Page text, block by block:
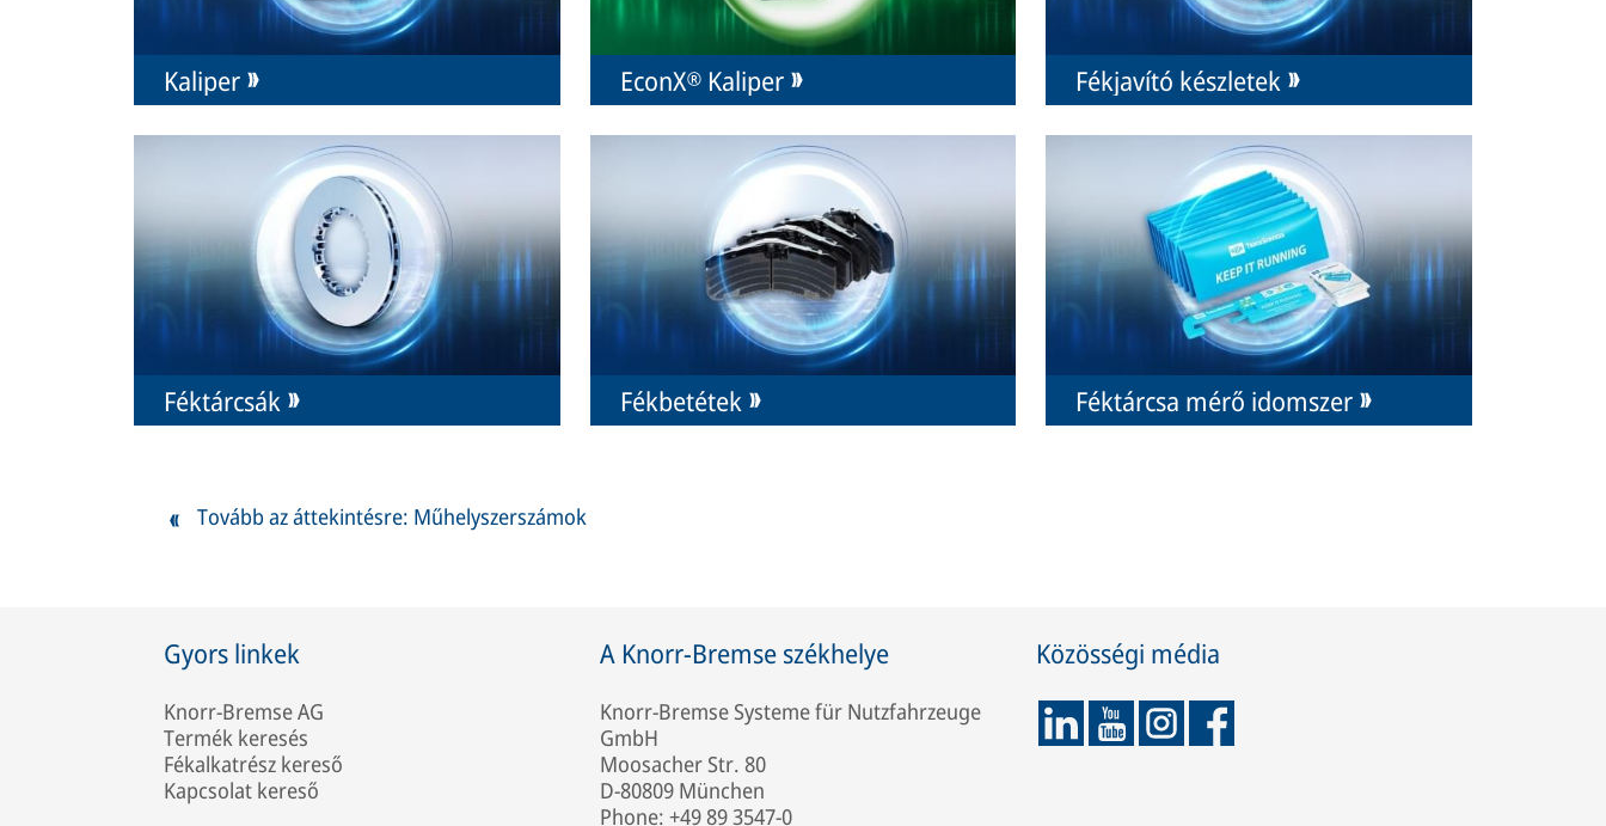
Kaliper EconX® Kaliper Fékjavító készletek
Féktárcsák Fékbetétek Féktárcsa mérő idomszer
Tovább az áttekintésre: Műhelyszerszámok
Gyors linkek
Knorr-Bremse AG
Termék keresés
Fékalkatrész kereső
Kapcsolat kereső
A Knorr-Bremse székhelye
Knorr-Bremse Systeme für Nutzfahrzeuge
GmbH
Moosacher Str. 80
D-80809 München
Phone: +49 89 3547-0
Közösségi média